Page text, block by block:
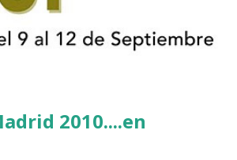
2010....en